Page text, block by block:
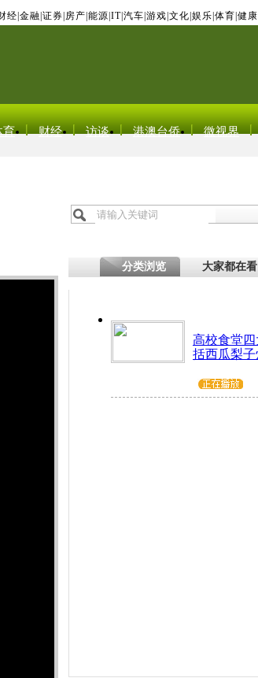
经 金融 证券 房产 能源 IT| 汽车 游戏 文化 娱乐 体育 健康
育 财经 访谈 港澳台侨 微视界
分类浏览 大家都在看
高校食堂
括西瓜梨